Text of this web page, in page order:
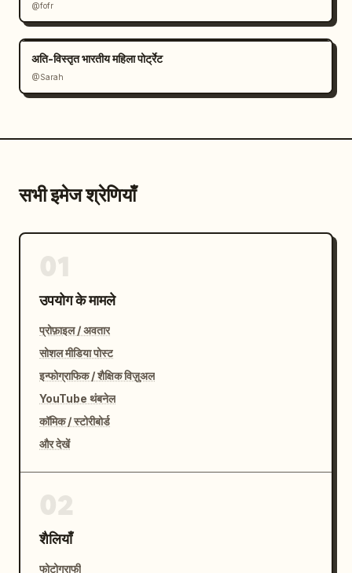
@fofr
अति-विस्तृत भारतीय महिला पोर्ट्रेट
@Sarah
सभी इमेज श्रेणियाँ
उपयोग के मामले
प्रोफ़ाइल / अवतार
सोशल मीडिया पोस्ट
इन्फोग्राफिक / शैक्षिक विज़ुअल
YouTube थंबनेल
कॉमिक / स्टोरीबोर्ड
और देखें
शैलियाँ
फोटोग्राफी